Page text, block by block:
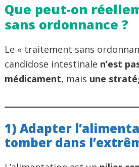
Que peut-on
sans ordonnance ?
Le « traitement sans
candidose intestinale n’est
médicament, mais une
1) Adapter
tomber dans